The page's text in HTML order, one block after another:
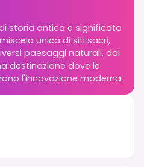
storia antica e significato
unica di siti sacri,
paesaggi naturali, dai
destinazione dove le
l'innovazione moderna.